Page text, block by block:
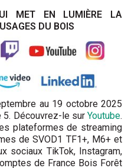
MET EN LUMIÈRE LA
DU BOIS
au 19 octobre 2025
5. Découvrez-le sur Youtube.
plateformes de streaming
de SVOD1 TF1+, M6+ et
sociaux TikTok, Instagram,
de France Bois Forêt